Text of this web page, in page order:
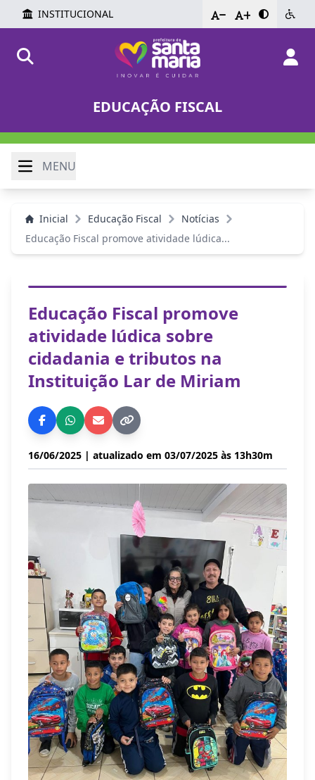
INSTITUCIONAL - +
EDUCAÇÃO FISCAL
MENU
Inicial Educação Fiscal
Notícias
Educação Fiscal promove atividade lúdica...
Educação Fiscal promove
atividade lúdica sobre
cidadania e tributos na
Instituição Lar de Miriam
16/06/2025 | atualizado em 03/07/2025 às 13h30m